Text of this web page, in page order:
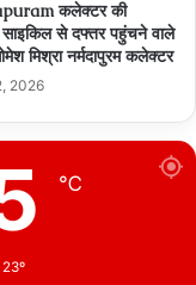
कलेक्टर की
साइकिल से दफ्तर पहुंचने वाले
मिश्रा नर्मदापुरम कलेक्टर
2026
℃